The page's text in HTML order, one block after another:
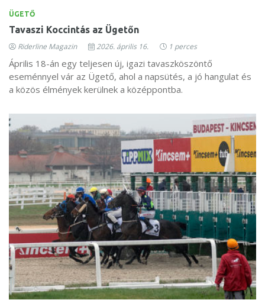
ÜGETŐ
Tavaszi Koccintás az Ügetőn
Riderline Magazin 2026. április 16. 1 perces
Április 18-án egy teljesen új, igazi tavaszköszöntő
eseménnyel vár az Ügető, ahol a napsütés, a jó hangulat és
a közös élmények kerülnek a középpontba.